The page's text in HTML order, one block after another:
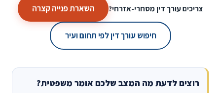
צריכים עורך דין מסחרי-אזרחי? השארת פנייה קצרה
חיפוש עורך דין לפי תחום ועיר
רוצים לדעת מה המצב שלכם אומר משפטית?